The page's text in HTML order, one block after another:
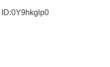
ID:0Y9hkglp0